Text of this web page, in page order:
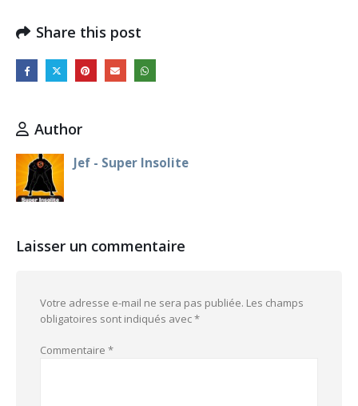
Share this post
Author
Jef - Super Insolite
Laisser un commentaire
Votre adresse e-mail ne sera pas publiée. Les champs
obligatoires sont indiqués avec*
Commentaire *